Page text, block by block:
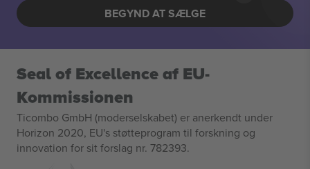
BEGYND AT SÆLGE
Seal of Excellence af EU-
Kommissionen
Ticombo GmbH (moderselskabet) er anerkendt under
Horizon 2020, EU's støtteprogram til forskning og
innovation for sit forslag nr. 782393.